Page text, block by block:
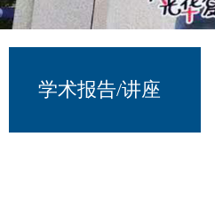
学术报告/讲座